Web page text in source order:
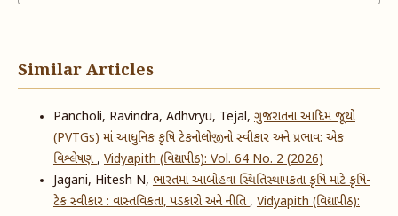
Similar Articles
Pancholi, Ravindra, Adhvryu, Tejal, ગુજરાતના આદિમ જૂથો
(PVTGs) માં આધુનિક કૃષિ ટેકનોલોજીનો સ્વીકાર અને પ્રભાવ: એક
વિશ્લેષણ, Vidyapith (વિદ્યાપીઠ): Vol. 64 No. 2 (2026)
Jagani, Hitesh N, ભારતમાં આબોહવા સ્થિતિસ્થાપકતા કૃષિ માટે કૃષિ-
ટેક સ્વીકાર : વાસ્તવિકતા, પડકારો અને નીતિ, Vidyapith (વિદ્યાપીઠ):